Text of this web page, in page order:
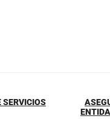
SERVICIOS